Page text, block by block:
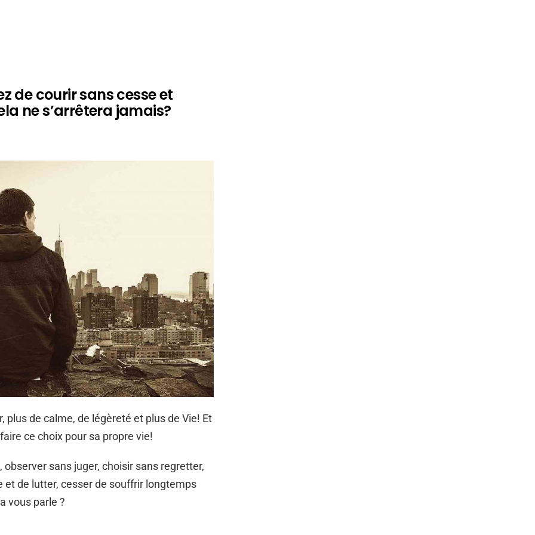
de courir sans cesse et
ne s’arrêtera jamais?
plus de calme, de légèreté et plus de Vie! Et
ce choix pour sa propre vie!
sans juger, choisir sans regretter,
et de lutter, cesser de souffrir longtemps
vous parle ?